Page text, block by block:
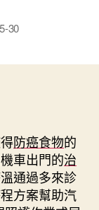
30
防癌食物的
車出門的治
通過多來診
方案幫助汽